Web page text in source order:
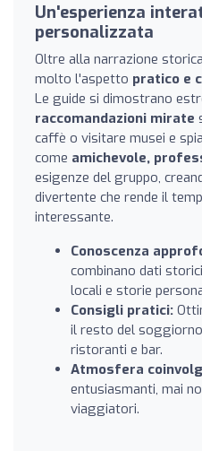
Un'esperienza
personalizzata
Oltre alla narrazione
molto l'aspetto pratico e
Le guide si dimostrano
raccomandazioni mirate
caffè o visitare musei e
come amichevole,
esigenze del gruppo,
divertente che rende il
interessante.
Conoscenza
combinano dati
locali e storie
Consigli pratici:
il resto del
ristoranti e bar.
Atmosfera
entusiasmanti, mai
viaggiatori.